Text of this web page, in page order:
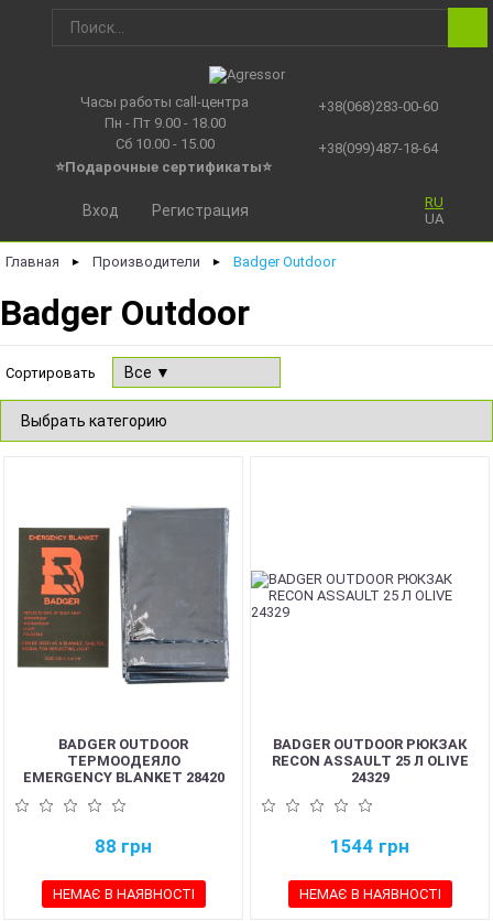
Часы работы call-центра
Пн - Пт 9.00 - 18.00
Сб 10.00 - 15.00
⭐Подарочные сертификаты⭐
+38(068)283-00-60
+38(099)487-18-64
RU
UA
Вход Регистрация
Главная ► Производители ► Badger Outdoor
Badger Outdoor
Сортировать
BADGER OUTDOOR
ТЕРМООДЕЯЛО
EMERGENCY BLANKET 28420
88 грн
НЕМАЄ В НАЯВНОСТІ
BADGER OUTDOOR РЮКЗАК
RECON ASSAULT 25 Л OLIVE
24329
1544 грн
НЕМАЄ В НАЯВНОСТІ